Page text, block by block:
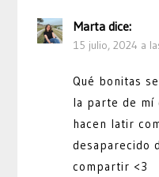
Marta dice:
15 julio, 2024 a
Qué bonitas
la parte de mí
hacen latir
desaparecido
compartir <3